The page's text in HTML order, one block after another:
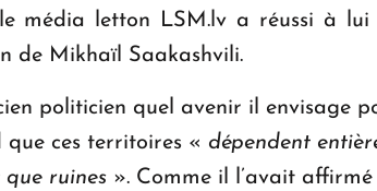
média letton LSM.lv a réussi à
de Mikhaïl Saakashvili.
politicien quel avenir il envisage
que ces territoires « dépendent
ruines ». Comme il l’avait